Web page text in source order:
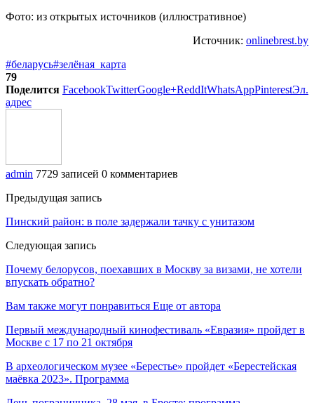
Фото: из открытых источников (иллюстративное)
Источник: onlinebrest.by
#беларусь#зелёная_карта
79
Поделится FacebookTwitterGoogle+ReddItWhatsAppPinterestЭл.
адрес
admin 7729 записей 0 комментариев
Предыдущая запись
Пинский район: в поле задержали тачку с унитазом
Следующая запись
Почему белорусов, поехавших в Москву за визами, не хотели
впускать обратно?
Вам также могут понравиться Еще от автора
Первый международный кинофестиваль «Евразия» пройдет в
Москве с 17 по 21 октября
В археологическом музее «Берестье» пройдет «Берестейская
маёвка 2023». Программа